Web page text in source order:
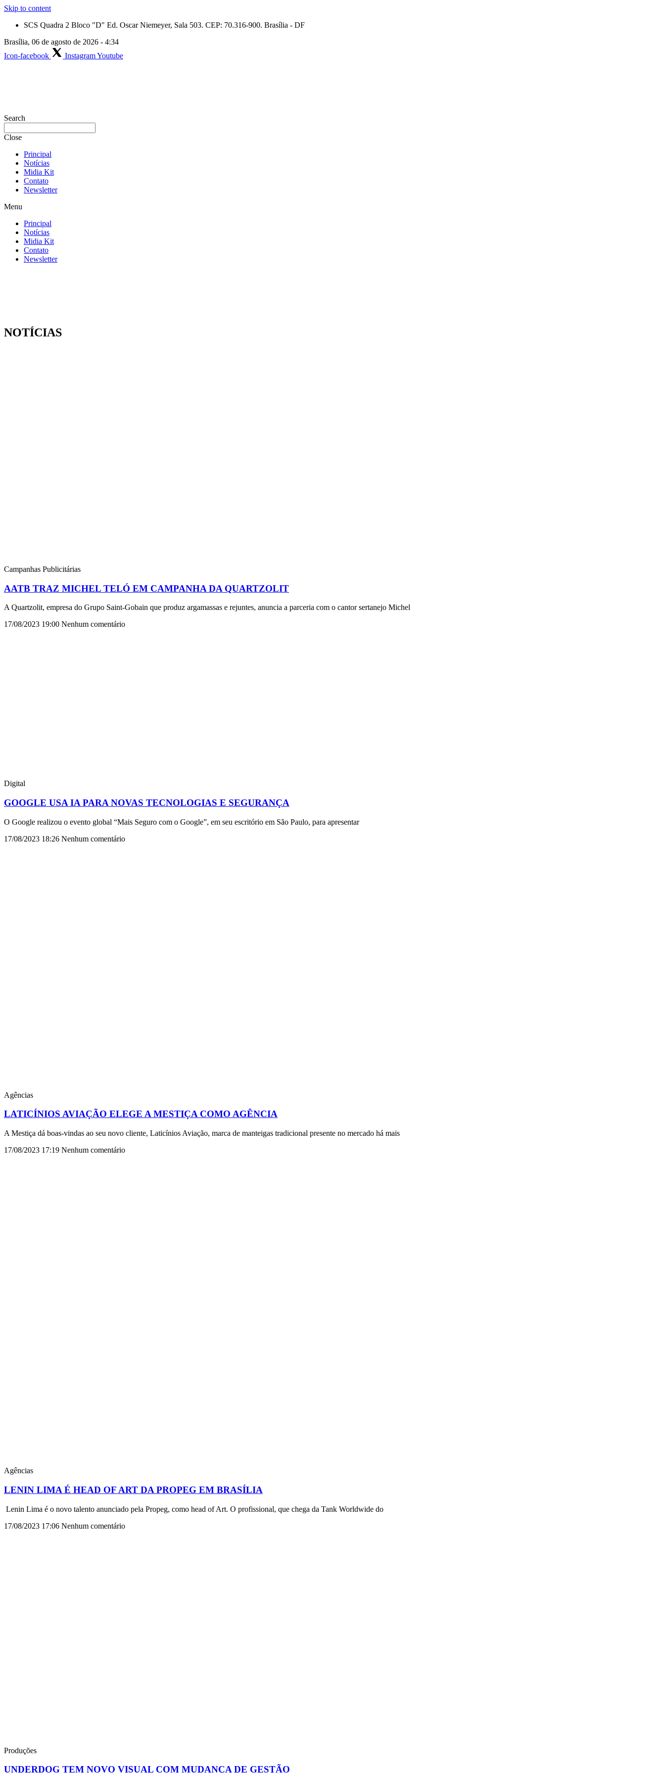
Skip to content
SCS Quadra 2 Bloco "D" Ed. Oscar Niemeyer, Sala 503. CEP: 70.316-900. Brasília - DF
Brasília, 06 de agosto de 2026 - 4:34
Icon-facebook
InstagramYoutube
Search
Close
Principal
Notícias
Midia Kit
Contato
Newsletter
Menu
Principal
Notícias
Midia Kit
Contato
Newsletter
NOTÍCIAS
Campanhas Publicitárias
AATB TRAZ MICHEL TELÓ EM CAMPANHA DA QUARTZOLIT
A Quartzolit, empresa do Grupo Saint-Gobain que produz argamassas e rejuntes, anuncia a parceria com o cantor sertanejo Michel
17/08/2023 19:00 Nenhum comentário
Digital
GOOGLE USA IA PARA NOVAS TECNOLOGIAS E SEGURANÇA
O Google realizou o evento global “Mais Seguro com o Google”, em seu escritório em São Paulo, para apresentar
17/08/2023 18:26 Nenhum comentário
Agências
LATICÍNIOS AVIAÇÃO ELEGE A MESTIÇA COMO AGÊNCIA
A Mestiça dá boas-vindas ao seu novo cliente, Laticínios Aviação, marca de manteigas tradicional presente no mercado há mais
17/08/2023 17:19 Nenhum comentário
Agências
LENIN LIMA É HEAD OF ART DA PROPEG EM BRASÍLIA
Lenin Lima é o novo talento anunciado pela Propeg, como head of Art. O profissional, que chega da Tank Worldwide do
17/08/2023 17:06 Nenhum comentário
Produções
UNDERDOG TEM NOVO VISUAL COM MUDANÇA DE GESTÃO